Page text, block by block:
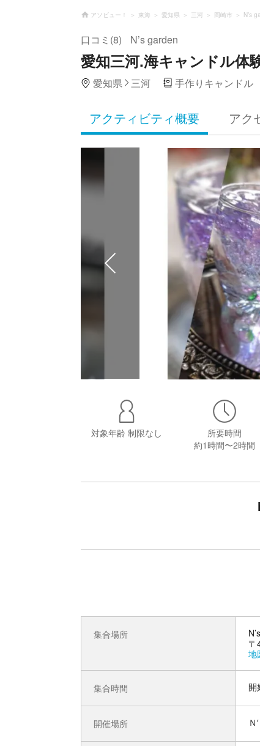
アソビュー！ 東海 愛知県 三河 岡崎市 N’s
口コミ(8) N’s garden
愛知三河.海キャンドル体
愛知県 三河 手作りキャンドル
アクティビティ概要 アク
対象年齢 制限なし
所要時間
約1時間〜2時間
集合場所
〒
地
集合時間 開
開催場所